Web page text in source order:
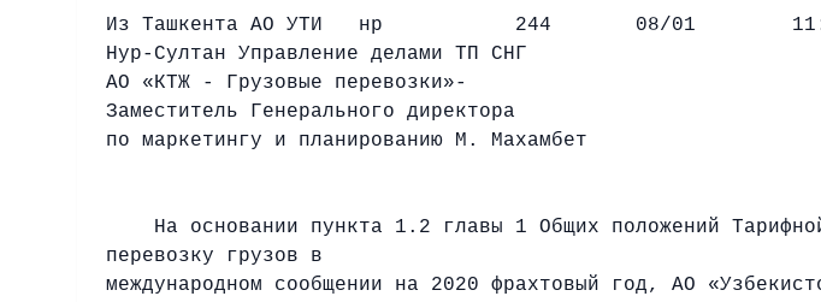
Из Ташкента АО УТИ нр
244 08/01
Нур-Султан Управление делами ТП СНГ
АО «КТЖ - Грузовые перевозки»-
Заместитель Генерального директора
по маркетингу и планированию М. Махамбет
На основании пункта 1.2 главы 1 Общих положений
перевозку грузов в
международном сообщении на 2020 фрахтовый год, АО